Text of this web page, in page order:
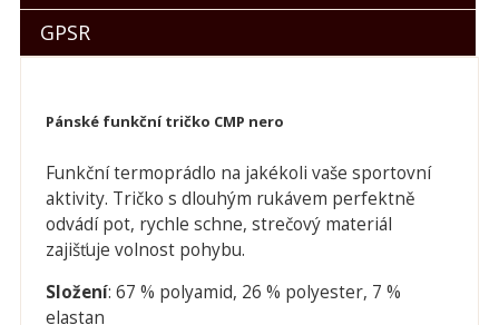
GPSR
Pánské funkční tričko CMP nero
Funkční termoprádlo na jakékoli vaše sportovní
aktivity. Tričko s dlouhým rukávem perfektně
odvádí pot, rychle schne, strečový materiál
zajišťuje volnost pohybu.
Složení: 67 % polyamid, 26 % polyester, 7 %
elastan